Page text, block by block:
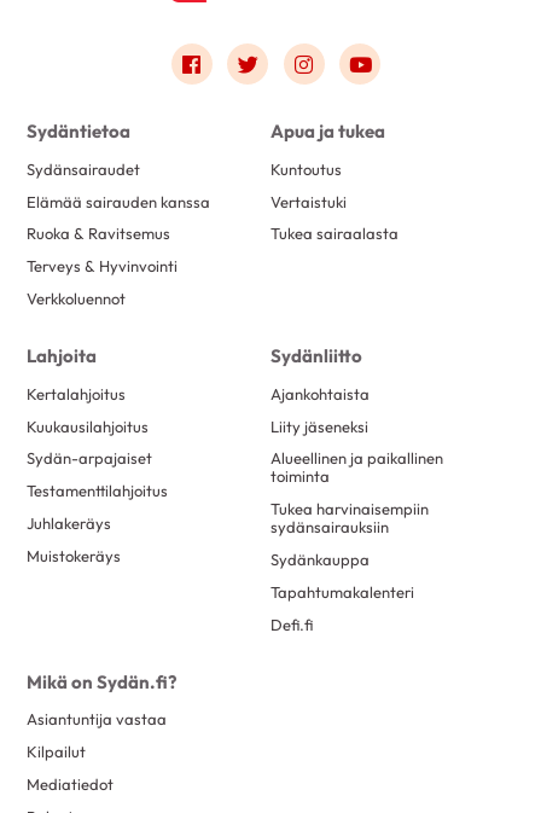
Link to facebook
Link to twitter
Link to instagram
Link to youtube
Sydäntietoa
Sydänsairaudet
Elämää sairauden kanssa
Ruoka & Ravitsemus
Terveys & Hyvinvointi
Verkkoluennot
Apua ja tukea
Kuntoutus
Vertaistuki
Tukea sairaalasta
Lahjoita
Kertalahjoitus
Kuukausilahjoitus
Sydän-arpajaiset
Testamenttilahjoitus
Juhlakeräys
Muistokeräys
Sydänliitto
Ajankohtaista
Liity jäseneksi
Alueellinen ja paikallinen
toiminta
Tukea harvinaisempiin
sydänsairauksiin
Sydänkauppa
Tapahtumakalenteri
Defi.fi
Mikä on Sydän.fi?
Asiantuntija vastaa
Kilpailut
Mediatiedot